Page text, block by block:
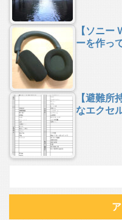
【ソニ
ーを作っ
【避難所
なエクセ